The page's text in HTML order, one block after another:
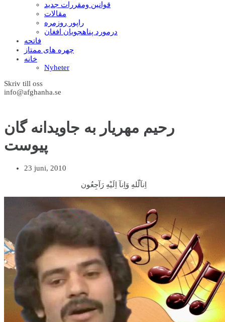
قوانين ومقررات جديد
مقالات
راپور روزمره
درمورد پناهجويان افغان
فاتحه
چهره های ممتاز
خانه
Nyheter
Skriv till oss
info@afghanha.se
رحیم مهریار به جاویدانه گان
پیوست
23 juni, 2010
اِنآلّلهِ وَاِنآ اِلَيْهِ رَآجِعُون